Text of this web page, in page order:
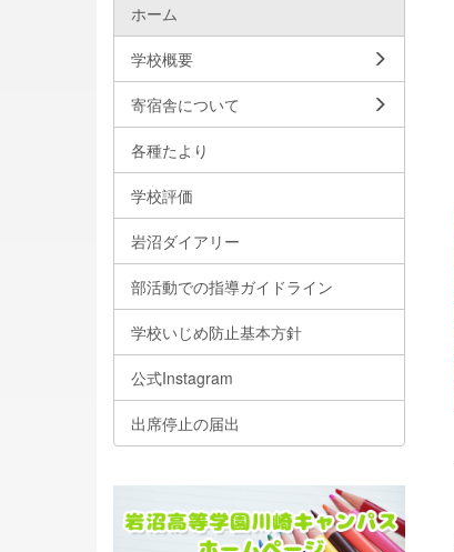
ホーム
学校概要
寄宿舎について
各種たより
学校評価
岩沼ダイアリー
部活動での指導ガイドライン
学校いじめ防止基本方針
公式Instagram
出席停止の届出